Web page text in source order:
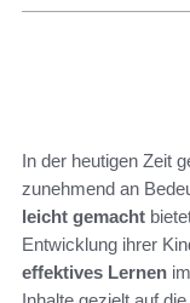
In der heutigen Zeit
zunehmend an
leicht gemacht
Entwicklung ihrer
effektives Lernen